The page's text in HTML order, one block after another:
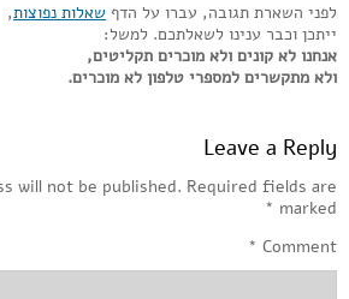
לפני השארת תגובה, עברו על הדף שאלות נפוצות,
ייתכן וכבר ענינו לשאלתכם. למשל:
אנחנו לא קונים ולא מוכרים תקליטים,
ולא מתקשרים למספרי טלפון לא מוכרים.
Leave a Reply
will not be published. Required fields are
marked
*
Comment
*